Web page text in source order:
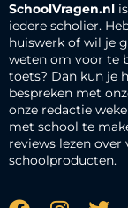
SchoolVragen.nl
iedere scholier.
huiswerk of wil je
weten om voor te
toets? Dan kun je
bespreken met
onze redactie
met school te
reviews lezen over
schoolproducten.